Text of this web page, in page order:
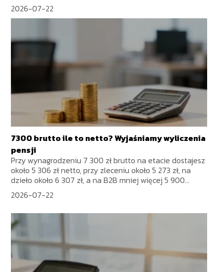
2026-07-22
7300 brutto ile to netto? Wyjaśniamy wyliczenia
pensji
Przy wynagrodzeniu 7 300 zł brutto na etacie dostajesz
około 5 306 zł netto, przy zleceniu około 5 273 zł, na
dzieło około 6 307 zł, a na B2B mniej więcej 5 900...
2026-07-22